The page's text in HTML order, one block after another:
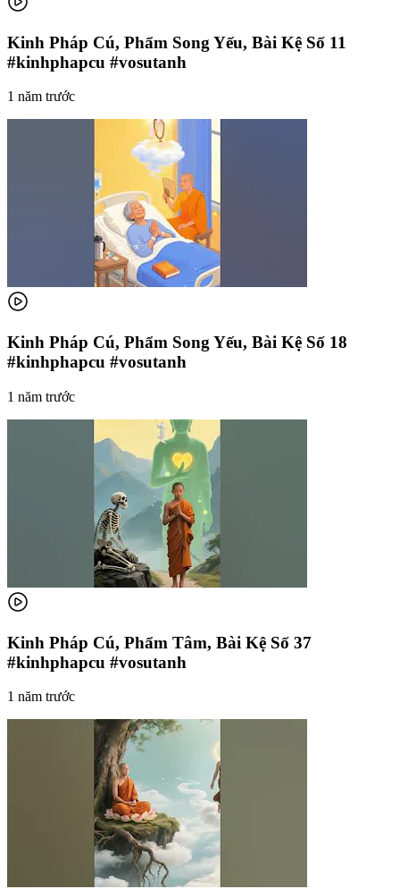
Kinh Pháp Cú, Phẩm Song Yếu, Bài Kệ Số 11
#kinhphapcu #vosutanh
1 năm trước
Kinh Pháp Cú, Phẩm Song Yếu, Bài Kệ Số 18
#kinhphapcu #vosutanh
1 năm trước
Kinh Pháp Cú, Phẩm Tâm, Bài Kệ Số 37
#kinhphapcu #vosutanh
1 năm trước